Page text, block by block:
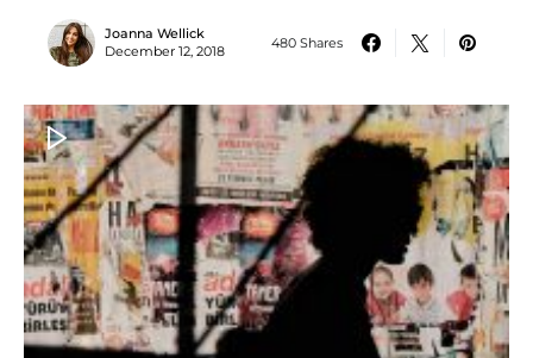
Joanna Wellick
December 12, 2018
480 Shares